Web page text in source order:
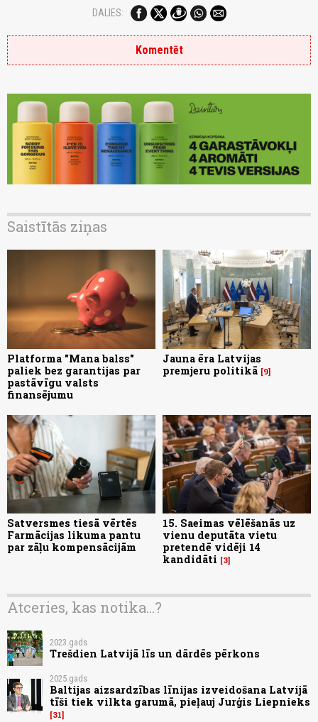
DALIES:
Komentēt
Saistītās ziņas
Platforma "Mana balss"
paliek bez garantijas par
pastāvīgu valsts
finansējumu
Jauna ēra Latvijas
premjeru politikā 9
Satversmes tiesā vērtēs
Farmācijas likuma pantu
par zāļu kompensācijām
15. Saeimas vēlēšanās uz
vienu deputāta vietu
pretendē vidēji 14
kandidāti
3
Atceries, kas notika...?
2023.gads
Trešdien Latvijā līs un dārdēs pērkons
2025.gads
Baltijas aizsardzības līnijas izveidošana Latvijā
tīši tiek vilkta garumā, pieļauj Jurģis Liepnieks
31